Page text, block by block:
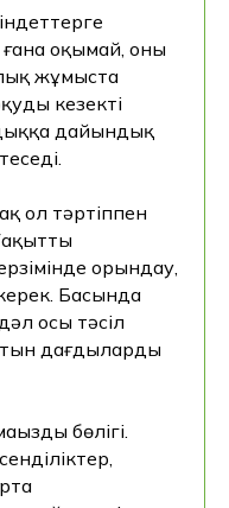
ғана оқымай, оны
жұмыста
кезекті
дайындық
ол тәртіппен
орындау,
Басында
осы тәсіл
дағдыларды
бөлігі.
арқылы